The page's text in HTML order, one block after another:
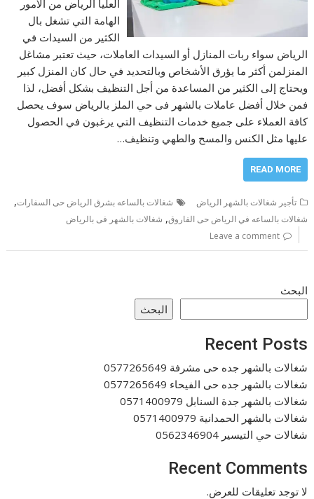
العليا الرياض من الأمور
الهامة التي تشغل بال
الكثير من السيدات في
الرياض سواء ربات المنازل أو السيدات العاملات، حيث تعتبر مشاغل
المنزلمن أكثر ما يؤرق الأشخاص وبالتحديد في حال كان المنزل كبير
ويحتاج إلى الكثير من المساعدة من أجل التنظيف بشكل أفضل، لذا
فمن خلال أفضل عاملات بالشهر فى حي الملز بالرياض سوف يحصل
كافة العملاء على جميع خدمات التنظيف التي يرغبون في الحصول
عليها مثل الكنس والمسح والطهي وتنظيف…
READ MORE
تأجير شغالات بالشهر الرياض شغالات بالساعه بشرق الرياض حى السفارات,
شغالات بالساعه في الرياض حى الفاروق, شغالات بالشهر فى بالرياض
Leave a comment
البحث
البحث
Recent Posts
شغالات بالشهر جده حى مشرفة 0577265649
شغالات بالشهر جده حى الفيحاء 0577265649
شغالات بالشهر جدة السنابل 0571400979
شغالات بالشهر الحمدانية 0571400979
شغالات حي التيسير 0562346904
Recent Comments
لا توجد تعليقات للعرض.